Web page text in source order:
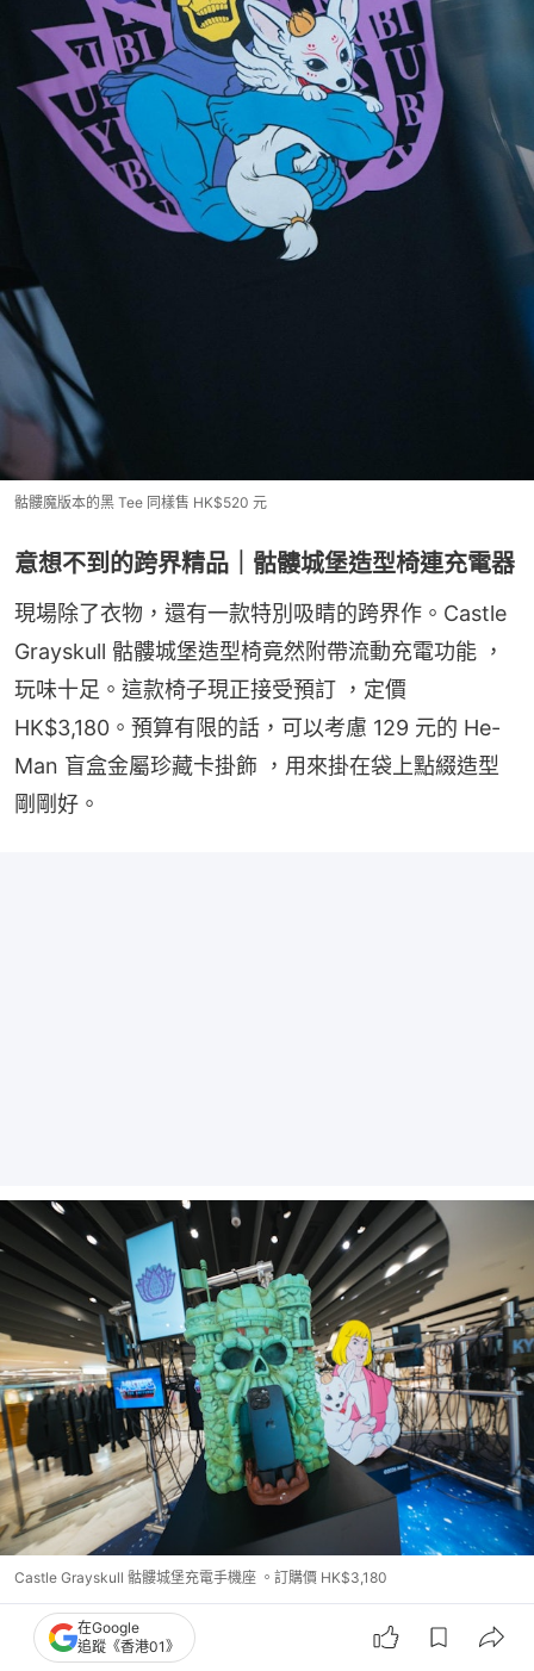
骷髏魔版本的黑 Tee 同樣售 HK$520 元
意想不到的跨界精品｜骷髏城堡造型椅連充電器
現場除了衣物，還有一款特別吸睛的跨界作。Castle
Grayskull 骷髏城堡造型椅竟然附帶流動充電功能 ，
玩味十足。這款椅子現正接受預訂 ，定價
HK$3,180。預算有限的話，可以考慮 129 元的 He-
Man 盲盒金屬珍藏卡掛飾 ，用來掛在袋上點綴造型
剛剛好。
Castle Grayskull 骷髏城堡充電手機座 。訂購價 HK$3,180
在Google
追蹤《香港01》